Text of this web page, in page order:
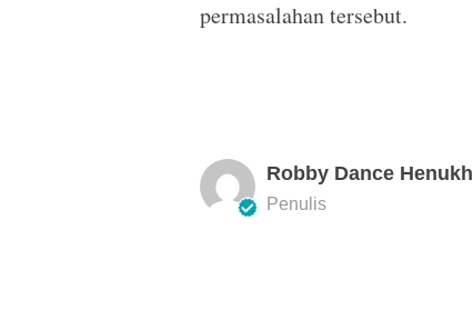
permasalahan tersebut.
Robby Dance Henukh
Penulis